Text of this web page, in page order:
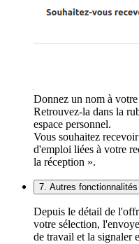
Donnez un nom à votre
Retrouvez-la dans la
espace personnel.
Vous souhaitez
d'emploi liées à votre
la réception ».
7. Autres fonctionnalités
Depuis le détail de
votre sélection,
de travail et la signaler